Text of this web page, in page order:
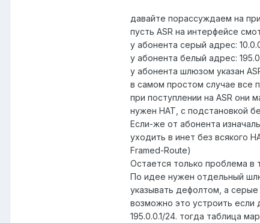
давайте порассуждаем на
пусть ASR на интерфейсе
у абонента серый адрес:
у абонента белый адрес:
у абонента шлюзом указан
в самом простом случае все
при поступлении на ASR они
нужен НАТ, с подстановкой
Если-же от абонента
уходить в инет без всякого
Framed-Route)
Остается только проблема в
По идее нужен отдельный
указывать дефолтом, а
возможно это устроить если
195.0.0.1/24. тогда таблица